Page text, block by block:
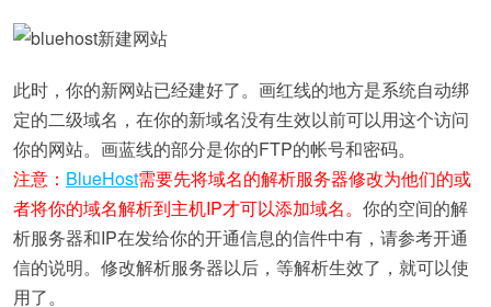
此时，你的新网站已经建好了。画红线的地方是系统自动绑
定的二级域名，在你的新域名没有生效以前可以用这个访问
你的网站。画蓝线的部分是你的FTP的帐号和密码。
注意： BlueHost需要先将域名的解析服务器修改为他们的或
者将你的域名解析到主机IP才可以添加域名。 你的空间的解
析服务器和IP在发给你的开通信息的信件中有，请参考开通
信的说明。修改解析服务器以后，等解析生效了，就可以使
用了。